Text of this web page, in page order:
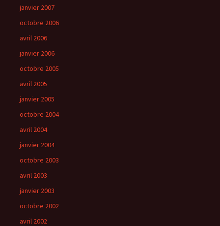
janvier 2007
octobre 2006
avril 2006
janvier 2006
octobre 2005
avril 2005
janvier 2005
octobre 2004
avril 2004
janvier 2004
octobre 2003
avril 2003
janvier 2003
octobre 2002
avril 2002